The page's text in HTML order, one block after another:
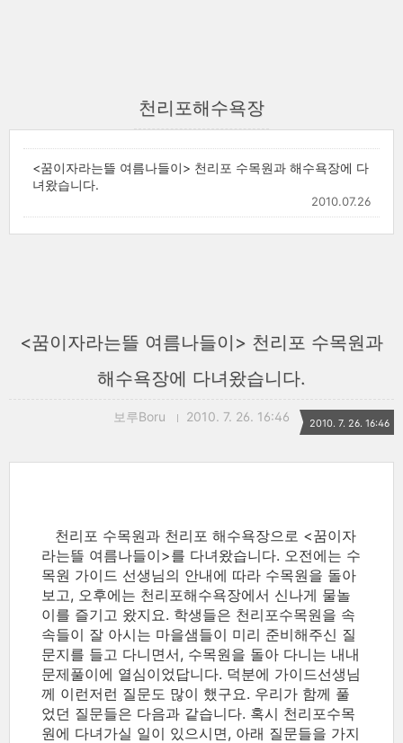
천리포해수욕장
<꿈이자라는뜰 여름나들이> 천리포 수목원과 해수욕장에 다
녀왔습니다.
2010.07.26
<꿈이자라는뜰 여름나들이> 천리포 수목원과
해수욕장에 다녀왔습니다.
보루Boru 2010. 7. 26. 16:46 2010. 7. 26. 16:46
천리포 수목원과 천리포 해수욕장으로 <꿈이자
라는뜰 여름나들이>를 다녀왔습니다. 오전에는 수
목원 가이드 선생님의 안내에 따라 수목원을 돌아
보고, 오후에는 천리포해수욕장에서 신나게 물놀
이를 즐기고 왔지요. 학생들은 천리포수목원을 속
속들이 잘 아시는 마을샘들이 미리 준비해주신 질
문지를 들고 다니면서, 수목원을 돌아 다니는 내내
문제풀이에 열심이었답니다. 덕분에 가이드선생님
께 이런저런 질문도 많이 했구요. 우리가 함께 풀
었던 질문들은 다음과 같습니다. 혹시 천리포수목
원에 다녀가실 일이 있으시면, 아래 질문들을 가지